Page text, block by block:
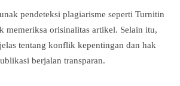
pendeteksi plagiarisme seperti Turnitin
memeriksa orisinalitas artikel. Selain itu,
tentang konflik kepentingan dan hak
berjalan transparan.